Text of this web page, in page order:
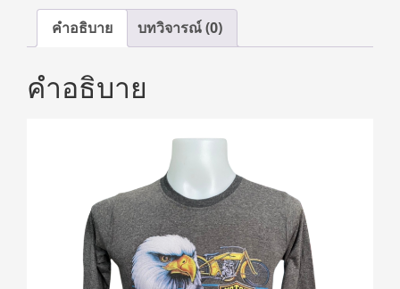
คำอธิบาย บทวิจารณ์ (0)
คำอธิบาย